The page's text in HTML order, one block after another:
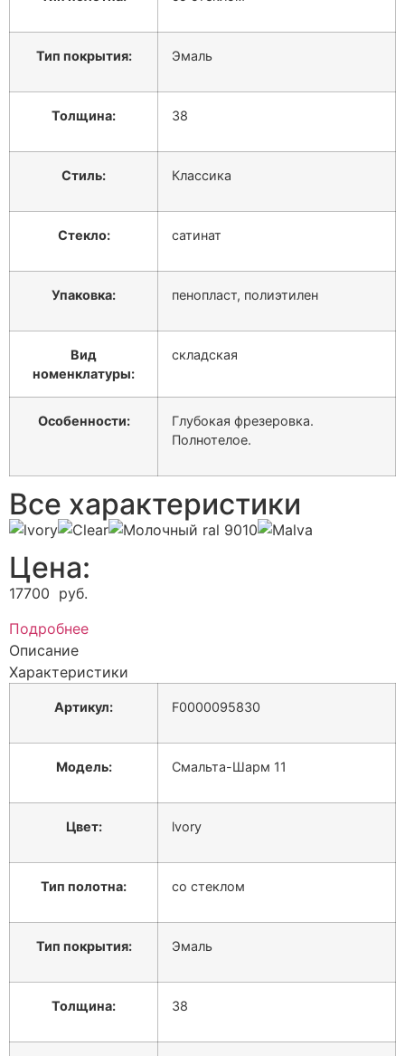
Тип покрытия: Эмаль
Толщина: 38
Стиль: Классика
Стекло: сатинат
Упаковка: пенопласт, полиэтилен
Вид
номенклатуры:
складская
Особенности:
Глубокая фрезеровка.
Полнотелое.
Все характеристики
Цена:
17700 руб.
Подробнее
Описание
Характеристики
Артикул: F0000095830
Модель: Смальта-Шарм 11
Цвет: lvory
Тип полотна: со стеклом
Тип покрытия: Эмаль
Толщина: 38